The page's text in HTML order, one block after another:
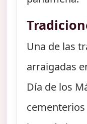
Una de las
arraigadas
Día de los